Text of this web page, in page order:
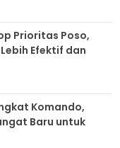
Prioritas Poso,
Efektif dan
Komando,
Baru untuk